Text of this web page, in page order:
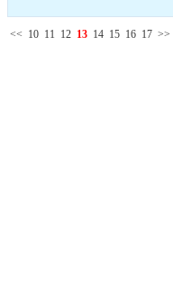
<< 10 11 12 13 14 15 16 17 >>